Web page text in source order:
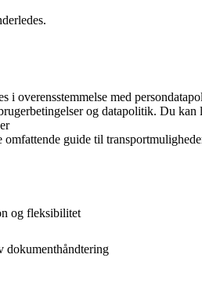
i overensstemmelse med
og datapolitik. Du kan
guide til
og fleksibilitet
dokumenthåndtering